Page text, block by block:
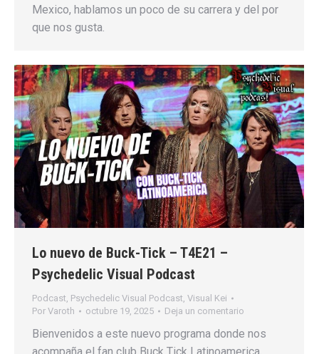
Mexico, hablamos un poco de su carrera y del por
que nos gusta.
Lo nuevo de Buck-Tick – T4E21 –
Psychedelic Visual Podcast
Podcast, Psychedelic Visual Podcast, Visual Kei
Por Varoth octubre 19, 2025 Deja un comentario
Bienvenidos a este nuevo programa donde nos